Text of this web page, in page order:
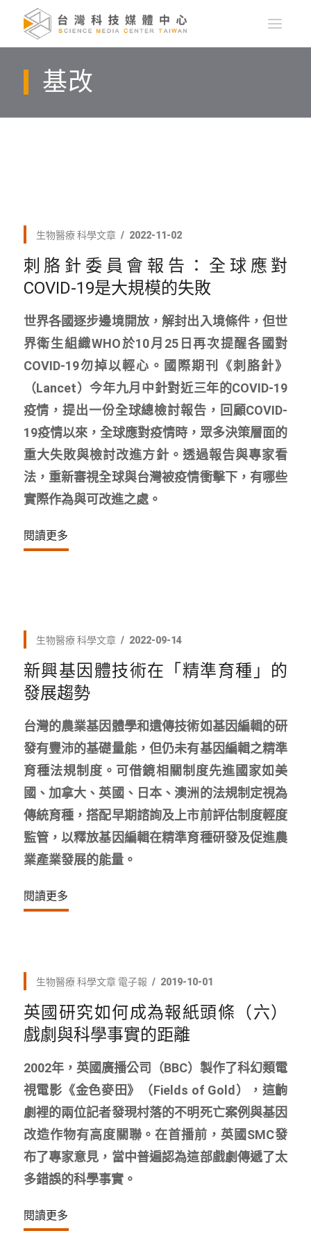
基改
生物醫療 科學文章 2022-11-02
刺胳針委員會報告：全球應對
COVID-19是大規模的失敗
世界各國逐步邊境開放，解封出入境條件，但世
界衛生組織WHO於10月25日再次提醒各國對
COVID-19勿掉以輕心。國際期刊《刺胳針》
（Lancet）今年九月中針對近三年的COVID-19
疫情，提出一份全球總檢討報告，回顧COVID-
19疫情以來，全球應對疫情時，眾多決策層面的
重大失敗與檢討改進方針。透過報告與專家看
法，重新審視全球與台灣被疫情衝擊下，有哪些
實際作為與可改進之處。
閱讀更多
生物醫療 科學文章 2022-09-14
新興基因體技術在「精準育種」的
發展趨勢
台灣的農業基因體學和遺傳技術如基因編輯的研
發有豐沛的基礎量能，但仍未有基因編輯之精準
育種法規制度。可借鏡相關制度先進國家如美
國、加拿大、英國、日本、澳洲的法規制定視為
傳統育種，搭配早期諮詢及上市前評估制度輕度
監管，以釋放基因編輯在精準育種研發及促進農
業產業發展的能量。
閱讀更多
生物醫療 科學文章 電子報 2019-10-01
英國研究如何成為報紙頭條（六）
戲劇與科學事實的距離
2002年，英國廣播公司（BBC）製作了科幻類電
視電影《金色麥田》（Fields of Gold），這齣
劇裡的兩位記者發現村落的不明死亡案例與基因
改造作物有高度關聯。在首播前，英國SMC發
布了專家意見，當中普遍認為這部戲劇傳遞了太
多錯誤的科學事實。
閱讀更多